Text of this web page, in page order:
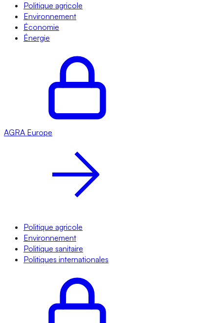
Politique agricole
Environnement
Économie
Énergie
AGRA Europe
Politique agricole
Environnement
Politique sanitaire
Politiques internationales